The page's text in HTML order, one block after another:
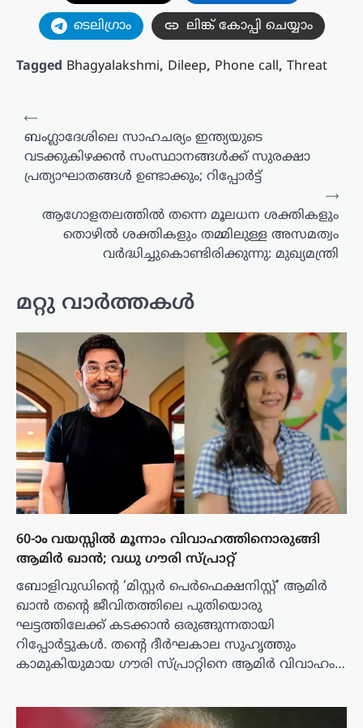
ടെലിഗ്രാം ലിങ്ക് കോപ്പി ചെയ്യാം
Tagged Bhagyalakshmi, Dileep, Phone call, Threat
പോസ്റ്റുകളിലൂടെ
⟵
ബംഗ്ലാദേശിലെ സാഹചര്യം ഇന്ത്യയുടെ
വടക്കുകിഴക്കൻ സംസ്ഥാനങ്ങൾക്ക് സുരക്ഷാ
പ്രത്യാഘാതങ്ങൾ ഉണ്ടാക്കും; റിപ്പോർട്ട്
ആഗോളതലത്തിൽ തന്നെ മൂലധന ശക്തികളും
തൊഴിൽ ശക്തികളും തമ്മിലുള്ള അസമത്വം
വർദ്ധിച്ചുകൊണ്ടിരിക്കുന്നു: മുഖ്യമന്ത്രി
⟶
മറ്റു വാർത്തകൾ
60-ാം വയസ്സിൽ മൂന്നാം വിവാഹത്തിനൊരുങ്ങി
ആമിർ ഖാൻ; വധു ഗൗരി സ്പ്രാറ്റ്
ബോളിവുഡിന്റെ ‘മിസ്റ്റർ പെർഫെക്ഷനിസ്റ്റ്’ ആമിർ
ഖാൻ തന്റെ ജീവിതത്തിലെ പുതിയൊരു
ഘട്ടത്തിലേക്ക് കടക്കാൻ ഒരുങ്ങുന്നതായി
റിപ്പോർട്ടുകൾ. തന്റെ ദീർഘകാല സുഹൃത്തും
കാമുകിയുമായ ഗൗരി സ്പ്രാറ്റിനെ ആമിർ വിവാഹം…